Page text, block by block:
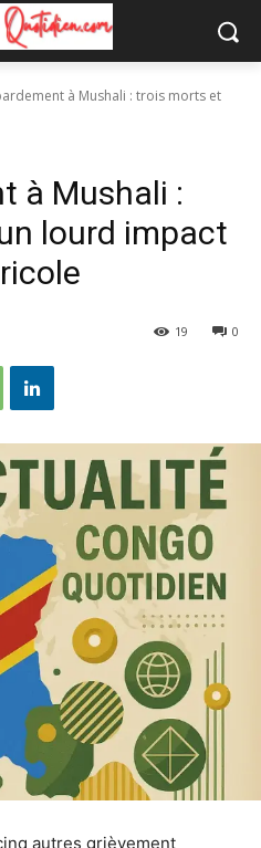
à Mushali : trois morts et
à Mushali :
lourd impact
0
19
autres grièvement